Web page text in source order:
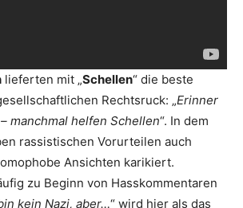
lieferten mit „Schellen“ die beste
Rechtsruck: „Erinner
manchmal helfen Schellen“. In dem
rassistischen Vorurteilen auch
Ansichten karikiert.
zu Beginn von Hasskommentaren
kein Nazi, aber…“ wird hier als das